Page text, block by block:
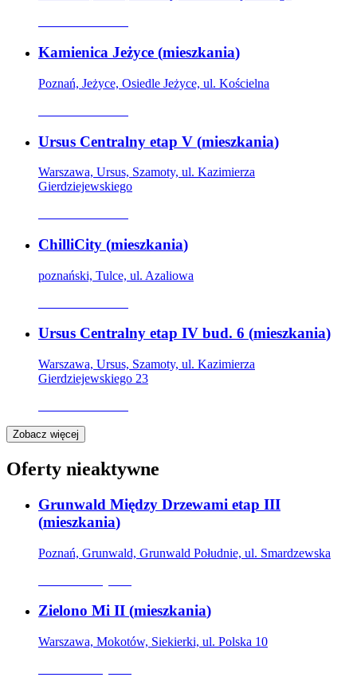
Kamienica Jeżyce (mieszkania)
Poznań, Jeżyce, Osiedle Jeżyce, ul. Kościelna
Ursus Centralny etap V (mieszkania)
Warszawa, Ursus, Szamoty, ul. Kazimierza
Gierdziejewskiego
ChilliCity (mieszkania)
poznański, Tulce, ul. Azaliowa
Ursus Centralny etap IV bud. 6 (mieszkania)
Warszawa, Ursus, Szamoty, ul. Kazimierza
Gierdziejewskiego 23
Zobacz więcej
Oferty nieaktywne
Grunwald Między Drzewami etap III
(mieszkania)
Poznań, Grunwald, Grunwald Południe, ul. Smardzewska
Zielono Mi II (mieszkania)
Warszawa, Mokotów, Siekierki, ul. Polska 10